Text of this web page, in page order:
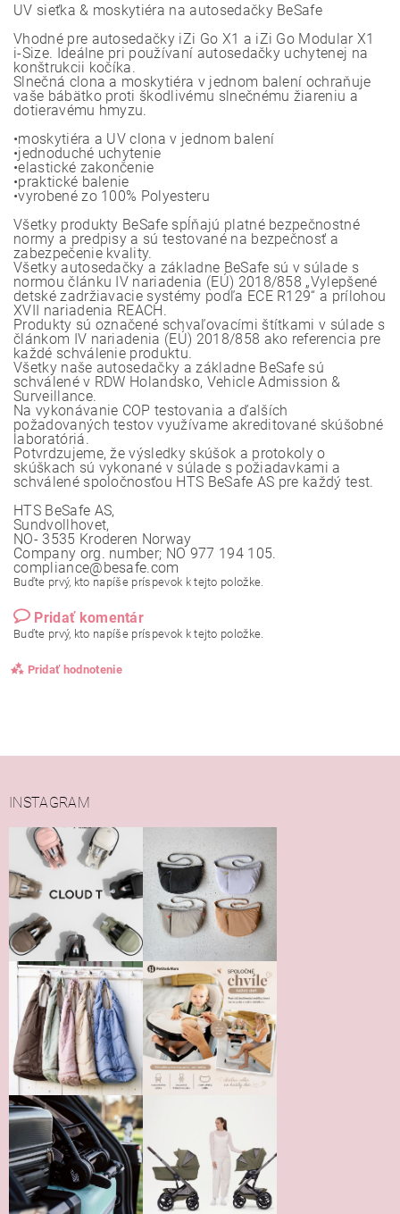
UV sieťka & moskytiéra na autosedačky BeSafe
Vhodné pre autosedačky iZi Go X1 a iZi Go Modular X1
i-Size. Ideálne pri používaní autosedačky uchytenej na
konštrukcii kočíka.
Slnečná clona a moskytiéra v jednom balení ochraňuje
vaše bábätko proti škodlivému slnečnému žiareniu a
dotieravému hmyzu.
•moskytiéra a UV clona v jednom balení
•jednoduché uchytenie
•elastické zakončenie
•praktické balenie
•vyrobené zo 100% Polyesteru
Všetky produkty BeSafe spĺňajú platné bezpečnostné
normy a predpisy a sú testované na bezpečnosť a
zabezpečenie kvality.
Všetky autosedačky a základne BeSafe sú v súlade s
normou článku IV nariadenia (EÚ) 2018/858 „Vylepšené
detské zadržiavacie systémy podľa ECE R129“ a prílohou
XVII nariadenia REACH.
Produkty sú označené schvaľovacími štítkami v súlade s
článkom IV nariadenia (EÚ) 2018/858 ako referencia pre
každé schválenie produktu.
Všetky naše autosedačky a základne BeSafe sú
schválené v RDW Holandsko, Vehicle Admission &
Surveillance.
Na vykonávanie COP testovania a ďalších
požadovaných testov využívame akreditované skúšobné
laboratóriá.
Potvrdzujeme, že výsledky skúšok a protokoly o
skúškach sú vykonané v súlade s požiadavkami a
schválené spoločnosťou HTS BeSafe AS pre každý test.
HTS BeSafe AS,
Sundvollhovet,
NO- 3535 Kroderen Norway
Company org. number; NO 977 194 105.
compliance@besafe.com
Buďte prvý, kto napíše príspevok k tejto položke.
Pridať komentár
Buďte prvý, kto napíše príspevok k tejto položke.
Pridať hodnotenie
Vložením hodnotenie súhlasíte s
podmienkami ochrany
osobných údajov
INSTAGRAM